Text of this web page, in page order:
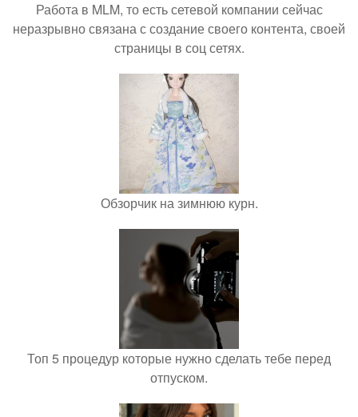
Работа в MLM, то есть сетевой компании сейчас
неразрывно связана с создание своего контента, своей
страницы в соц сетях.
Обзорчик на зимнюю курн.
Топ 5 процедур которые нужно сделать тебе перед
отпуском.